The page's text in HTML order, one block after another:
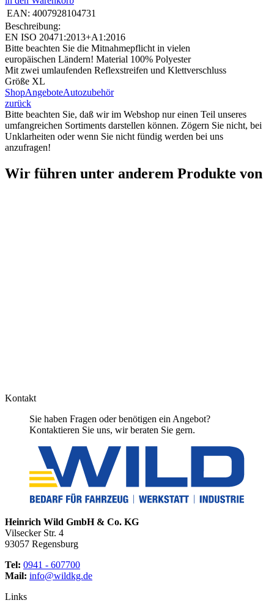
EAN: 4007928104731
Beschreibung:
EN ISO 20471:2013+A1:2016
Bitte beachten Sie die Mitnahmepflicht in vielen
europäischen Ländern! Material 100% Polyester
Mit zwei umlaufenden Reflexstreifen und Klettverschluss
Größe XL
ShopAngeboteAutozubehör
zurück
Bitte beachten Sie, daß wir im Webshop nur einen Teil unseres
umfangreichen Sortiments darstellen können. Zögern Sie nicht, bei
Unklarheiten oder wenn Sie nicht fündig werden bei uns
anzufragen!
Wir führen unter anderem Produkte von
Kontakt
Sie haben Fragen oder benötigen ein Angebot?
Kontaktieren Sie uns, wir beraten Sie gern.
Heinrich Wild GmbH & Co. KG
Vilsecker Str. 4
93057 Regensburg
Tel: 0941 - 607700
Mail: info@wildkg.de
Links